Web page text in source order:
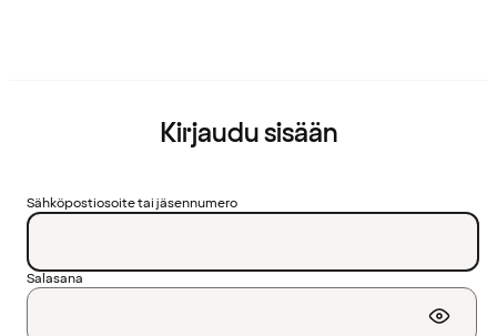
Kirjaudu sisään
Sähköpostiosoite tai jäsennumero
Salasana